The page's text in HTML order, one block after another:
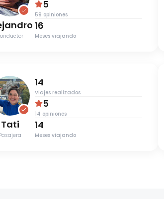
5
59 opiniones
16
Meses viajando
Tati
14
Viajes realizados
5
14 opiniones
14
Meses viajando